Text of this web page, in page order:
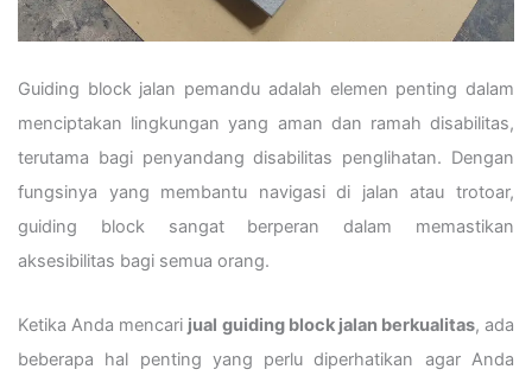
Guiding block jalan pemandu adalah elemen penting dalam
menciptakan lingkungan yang aman dan ramah disabilitas,
terutama bagi penyandang disabilitas penglihatan. Dengan
fungsinya yang membantu navigasi di jalan atau trotoar,
guiding block sangat berperan dalam memastikan
aksesibilitas bagi semua orang.
Ketika Anda mencari jual guiding block jalan berkualitas, ada
beberapa hal penting yang perlu diperhatikan agar Anda